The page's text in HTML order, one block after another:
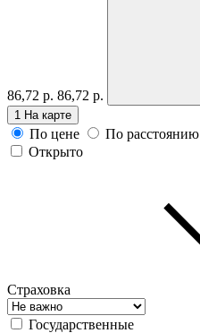
86,72 р. 86,72 р.
1 На карте
По цене
По расстоянию
Открыто
Страховка
Государственные